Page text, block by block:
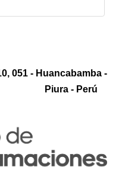
051 - Huancabamba -
Piura - Perú